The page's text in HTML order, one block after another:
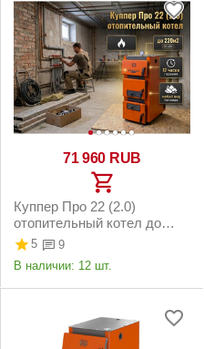
71 960 RUB
Куппер Про 22 (2.0)
отопительный котел до
220м2 22кВт
5
9
В наличии: 12 шт.